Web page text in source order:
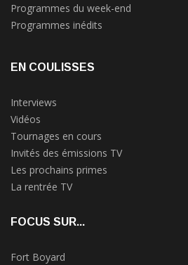
Programmes du week-end
Programmes inédits
EN COULISSES
Interviews
Vidéos
Tournages en cours
Invités des émissions TV
Les prochains primes
La rentrée TV
FOCUS SUR...
Fort Boyard